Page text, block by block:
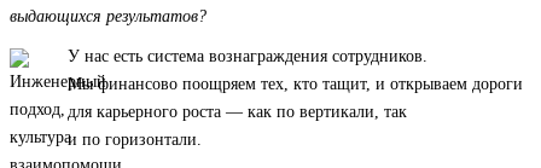
выдающихся результатов?
У нас есть система вознаграждения сотрудников.
Мы финансово поощряем тех, кто тащит, и открываем дороги
для карьерного роста — как по вертикали, так
и по горизонтали.